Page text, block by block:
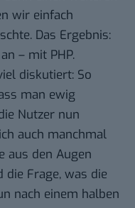
wir einfach
Das Ergebnis:
– mit PHP.
diskutiert: So
man ewig
Nutzer nun
auch manchmal
aus den Augen
die Frage, was die
nach einem halben